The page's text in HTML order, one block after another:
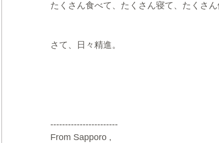
たくさん食べて、たくさん寝て、たくさ
さて、日々精進。
-----------------------
From Sapporo ,